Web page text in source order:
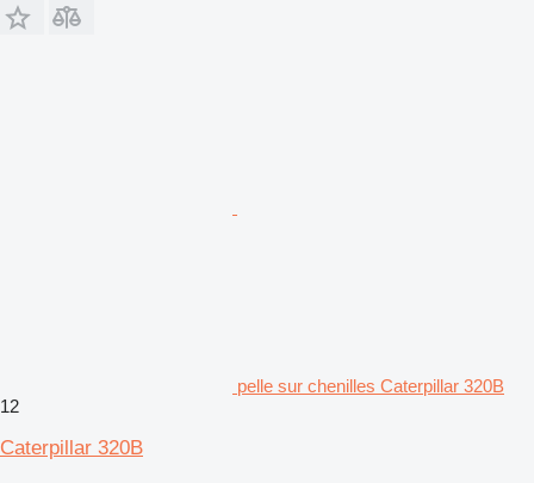
pelle sur chenilles Caterpillar 320B
12
Caterpillar 320B